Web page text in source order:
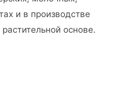
и в производстве
основе.